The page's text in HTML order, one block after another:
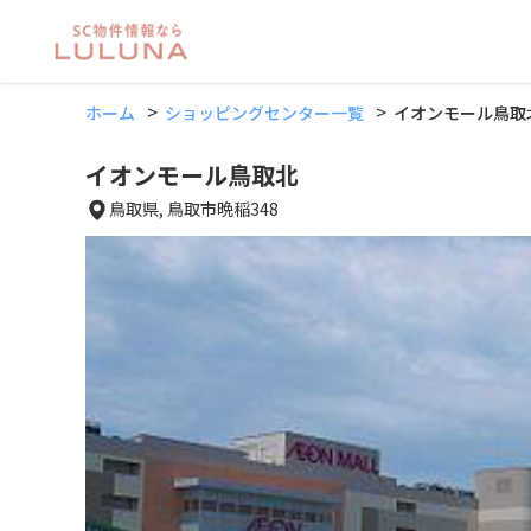
ホーム ショッピングセンター一覧 イオンモール鳥取
イオンモール鳥取北
鳥取県, 鳥取市晩稲348